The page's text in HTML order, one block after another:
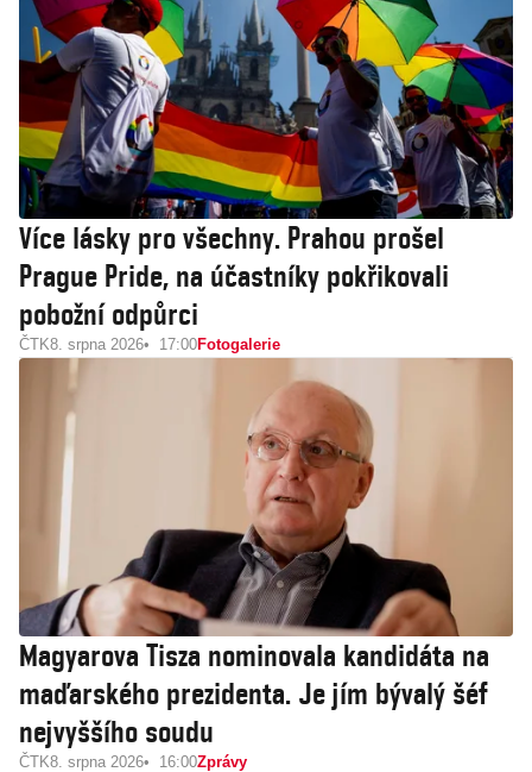
Více lásky pro všechny. Prahou prošel
Prague Pride, na účastníky pokřikovali
pobožní odpůrci
ČTK8. srpna 2026 17:00Fotogalerie
Magyarova Tisza nominovala kandidáta na
maďarského prezidenta. Je jím bývalý šéf
nejvyššího soudu
ČTK8. srpna 2026 16:00Zprávy